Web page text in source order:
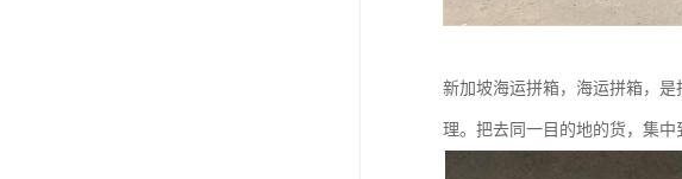
新加坡海运拼箱，海运拼箱，
理。把去同一目的地的货，集中